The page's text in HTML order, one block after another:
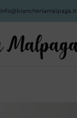
info@biancheriamalpaga.it